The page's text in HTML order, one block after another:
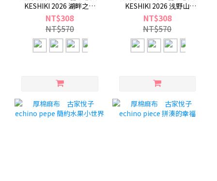
KESHIKI 2026 湖畔之都
Lake and City
NT$308
NT$570
KESHIKI 2026 浅野山
Asanoyama
NT$308
NT$570